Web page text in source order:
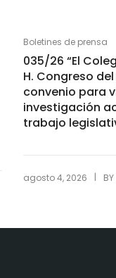
Boletines de prensa
035/26 “El
H. Congreso
convenio para
investigación
trabajo
agosto 4, 2026 | BY